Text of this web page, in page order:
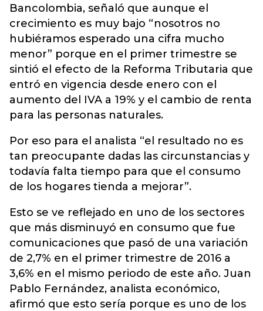
Bancolombia, señaló que aunque el
crecimiento es muy bajo “nosotros no
hubiéramos esperado una cifra mucho
menor” porque en el primer trimestre se
sintió el efecto de la Reforma Tributaria que
entró en vigencia desde enero con el
aumento del IVA a 19% y el cambio de renta
para las personas naturales.
Por eso para el analista “el resultado no es
tan preocupante dadas las circunstancias y
todavía falta tiempo para que el consumo
de los hogares tienda a mejorar”.
Esto se ve reflejado en uno de los sectores
que más disminuyó en consumo que fue
comunicaciones que pasó de una variación
de 2,7% en el primer trimestre de 2016 a
3,6% en el mismo periodo de este año. Juan
Pablo Fernández, analista económico,
afirmó que esto sería porque es uno de los